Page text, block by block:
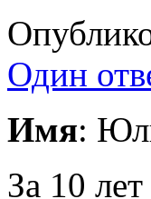
Один
Имя:
За 10